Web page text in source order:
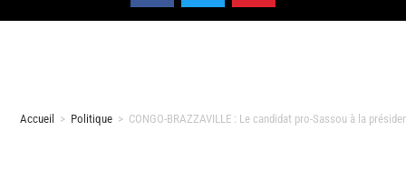
Accueil > Politique > CONGO-BRAZZAVILLE : Le candidat pro-Sassou à la